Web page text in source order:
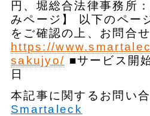
円、堀総合法律事務所
みページ】 以下のペー
をご確認の上、お問合
https://
sakujyo/ ■サービス開
日
本記事に関するお問い
Smartaleck